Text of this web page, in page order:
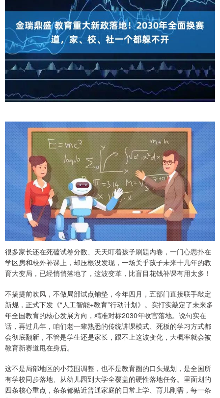
很多家长还在死磕试卷分数、天天盯着孩子刷题内卷，一门心思扑在
学区房和校外补课上，却压根没发现，一场关乎孩子未来十几年的教
育大变局，已经悄悄落地了，这波变革，比盲目花钱补课有用太多！
不搞提前吹风，不做局部试点铺垫，今年四月，五部门直接联手敲定
新规，正式下发《“人工智能+教育”行动计划》。实打实敲定了未来多
年全国教育的核心发展方向，精准对标2030年收官落地。说句实在
话，再过几年，咱们老一辈熟悉的传统讲课模式、死板的学习方式都
会彻底翻新，不管是学生还是家长，跟不上这波变化，大概率就会被
教育新赛道甩在身后。
这不是局部地区的小范围调整，也不是教育圈的口头规划，是全国所
有学校同步落地、从幼儿园到大学全覆盖的硬性落地任务。里面划的
四条核心重点，条条都贴近普通家庭的日常上学、育儿刚需，每一条